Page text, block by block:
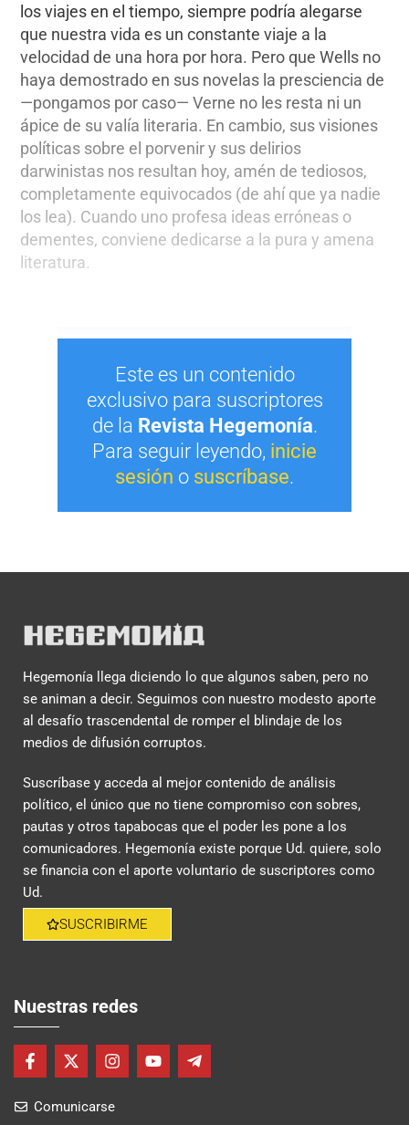
los viajes en el tiempo, siempre podría alegarse
que nuestra vida es un constante viaje a la
velocidad de una hora por hora. Pero que Wells no
haya demostrado en sus novelas la presciencia de
—pongamos por caso— Verne no les resta ni un
ápice de su valía literaria. En cambio, sus visiones
políticas sobre el porvenir y sus delirios
darwinistas nos resultan hoy, amén de tediosos,
completamente equivocados (de ahí que ya nadie
los lea). Cuando uno profesa ideas erróneas o
dementes, conviene dedicarse a la pura y amena
literatura.
Este es un contenido
exclusivo para suscriptores
de la Revista Hegemonía.
Para seguir leyendo, inicie
sesión o suscríbase.
Hegemonía llega diciendo lo que algunos saben, pero no
se animan a decir. Seguimos con nuestro modesto aporte
al desafío trascendental de romper el blindaje de los
medios de difusión corruptos.
Suscríbase y acceda al mejor contenido de análisis
político, el único que no tiene compromiso con sobres,
pautas y otros tapabocas que el poder les pone a los
comunicadores. Hegemonía existe porque Ud. quiere, solo
se financia con el aporte voluntario de suscriptores como
Ud.
SUSCRIBIRME
Nuestras redes
F
a
e
X
-
w
I
n
t
Y
o
T
e
Comunicarse